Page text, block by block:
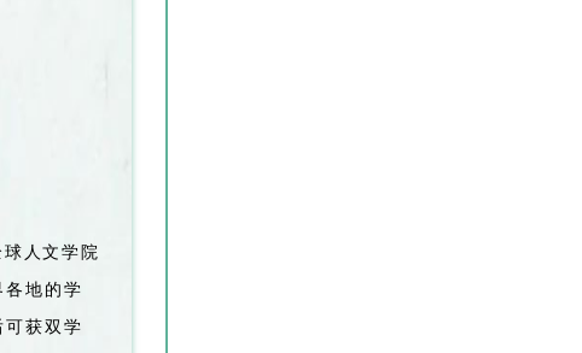
人文学院
各地的学
可获双学